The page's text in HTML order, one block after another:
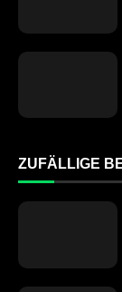
ZUFÄLLIGE